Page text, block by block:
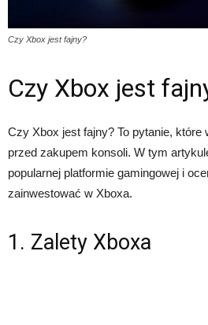
Czy Xbox jest fajny?
Czy Xbox jest
Czy Xbox jest fajny? To pytanie, które
przed zakupem konsoli. W tym
popularnej platformie gamingowej i
zainwestować w Xboxa.
1. Zalety Xboxa